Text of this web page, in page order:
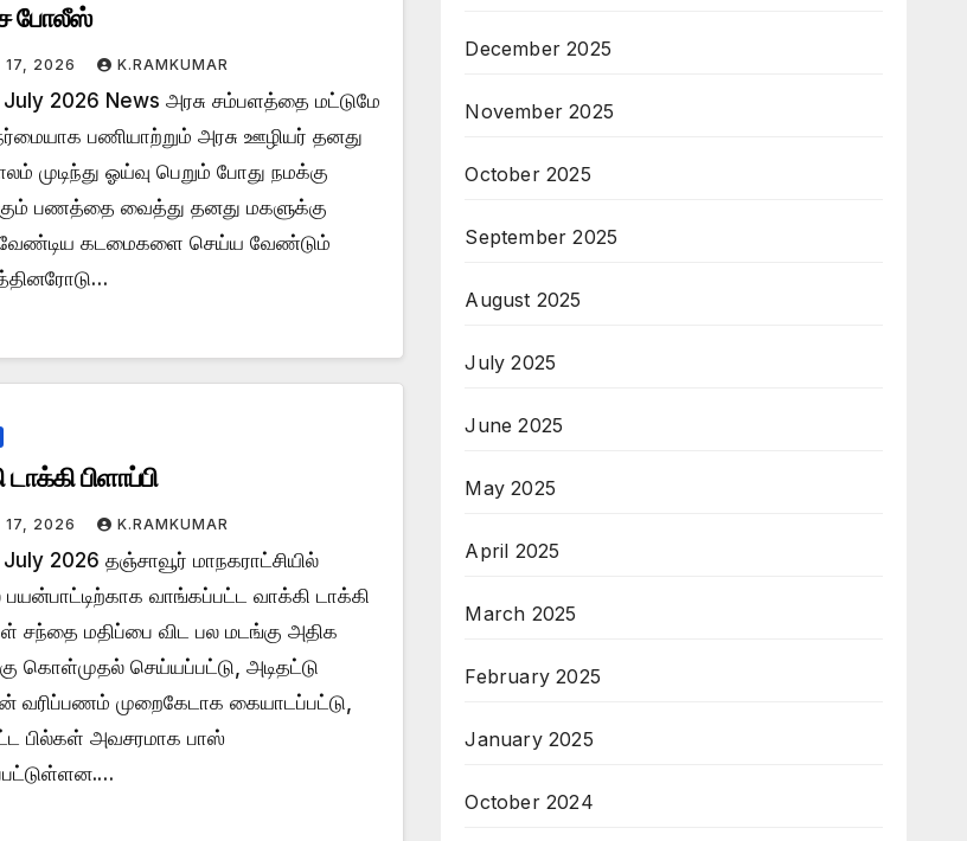
போலீஸ்
17, 2026 K.RAMKUMAR
July 2026 News அரசு சம்பளத்தை மட்டுமே
பணியாற்றும் அரசு ஊழியர் தனது
முடிந்து ஓய்வு பெறும் போது நமக்கு
பணத்தை வைத்து தனது மகளுக்கு
கடமைகளை செய்ய வேண்டும்
பிளாப்பி
17, 2026 K.RAMKUMAR
July 2026 தஞ்சாவூர் மாநகராட்சியில்
வாங்கப்பட்ட வாக்கி டாக்கி
சந்தை மதிப்பை விட பல மடங்கு அதிக
கொள்முதல் செய்யப்பட்டு, அடிதட்டு
வரிப்பணம் முறைகேடாக கையாடப்பட்டு,
பில்கள் அவசரமாக பாஸ்
December 2025
November 2025
October 2025
September 2025
August 2025
July 2025
June 2025
May 2025
April 2025
March 2025
February 2025
January 2025
October 2024